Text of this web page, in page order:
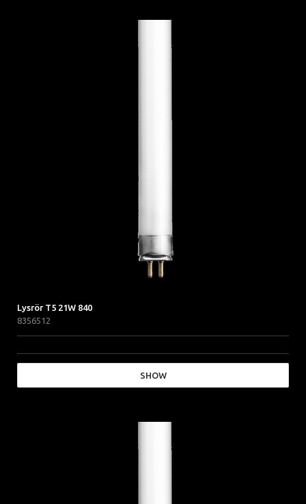
Lysrör T5 21W 840
8356512
SHOW